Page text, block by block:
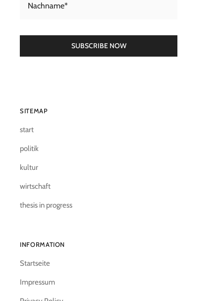
SUBSCRIBE NOW
SITEMAP
start
politik
kultur
wirtschaft
thesis in progress
INFORMATION
Startseite
Impressum